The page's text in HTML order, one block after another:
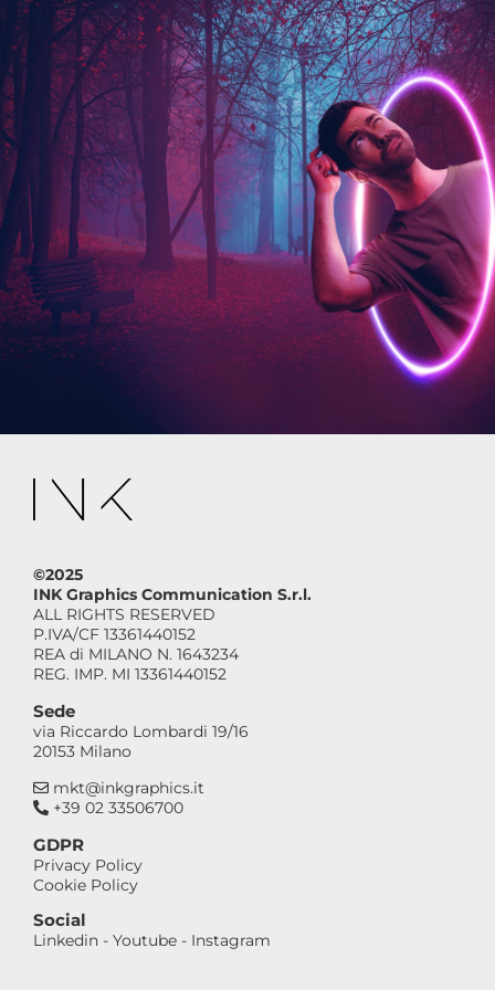
©2025
INK Graphics Communication S.r.l.
ALL RIGHTS RESERVED
P.IVA/CF 13361440152
REA di MILANO N. 1643234
REG. IMP. MI 13361440152
Sede
via Riccardo Lombardi 19/16
20153 Milano
mkt@inkgraphics.it
+39 02 33506700
GDPR
Privacy Policy
Cookie Policy
Social
Linkedin - Youtube - Instagram